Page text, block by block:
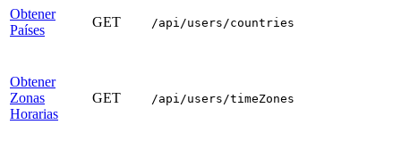
Obtener
Países
GET /api/users/countries
Obtener
Zonas
Horarias
GET /api/users/timeZones